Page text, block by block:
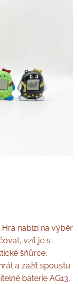
Hra nabízí na výběr
vzít je s
šňůrce.
a zažít spoustu
baterie AG13.